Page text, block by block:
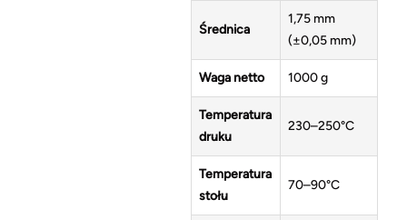
Średnica
1,75 mm
(±0,05 mm)
Waga netto 1000 g
Temperatura
druku
230–250°C
Temperatura
stołu
70–90°C